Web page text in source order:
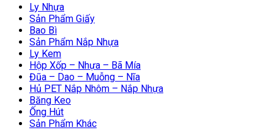
Ly Nhựa
Sản Phẩm Giấy
Bao Bì
Sản Phẩm Nắp Nhựa
Ly Kem
Hộp Xốp – Nhựa – Bã Mía
Đũa – Dao – Muỗng – Nĩa
Hủ PET Nắp Nhôm – Nắp Nhựa
Băng Keo
Ống Hút
Sản Phẩm Khác